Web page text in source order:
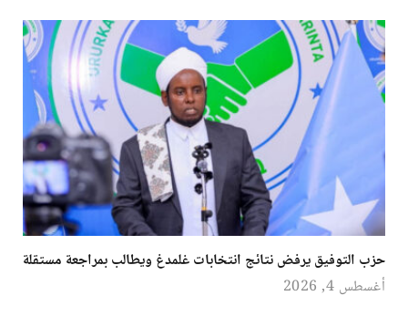
حزب التوفيق يرفض نتائج انتخابات غلمدغ ويطالب بمراجعة مستقلة
أغسطس 4, 2026